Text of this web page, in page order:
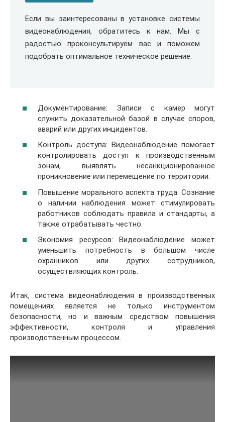
Если вы заинтересованы в установке системы
видеонаблюдения, обратитесь к нам. Мы с
радостью проконсультируем вас и поможем
подобрать оптимальное техническое решение.
Документирование: Записи с камер могут
служить доказательной базой в случае споров,
аварий или других инцидентов.
Контроль доступа: Видеонаблюдение помогает
контролировать доступ к производственным
зонам, выявлять несанкционированное
проникновение или перемещение по территории.
Повышение морального аспекта труда: Сознание
о наличии наблюдения может стимулировать
работников соблюдать правила и стандарты, а
также отрабатывать честно.
Экономия ресурсов: Видеонаблюдение может
уменьшить потребность в большом числе
охранников или других сотрудников,
осуществляющих контроль.
Итак, система видеонаблюдения в производственных
помещениях является не только инструментом
безопасности, но и важным средством повышения
эффективности, контроля и управления
производственным процессом.